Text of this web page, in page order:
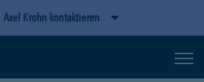
Axel Krohn kontaktieren